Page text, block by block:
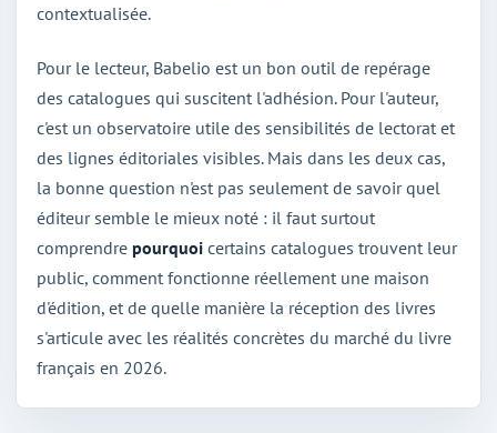
contextualisée.
Pour le lecteur, Babelio est un bon outil de repérage
des catalogues qui suscitent l'adhésion. Pour l'auteur,
c'est un observatoire utile des sensibilités de lectorat et
des lignes éditoriales visibles. Mais dans les deux cas,
la bonne question n'est pas seulement de savoir quel
éditeur semble le mieux noté : il faut surtout
comprendre pourquoi certains catalogues trouvent leur
public, comment fonctionne réellement une maison
d'édition, et de quelle manière la réception des livres
s'articule avec les réalités concrètes du marché du livre
français en 2026.